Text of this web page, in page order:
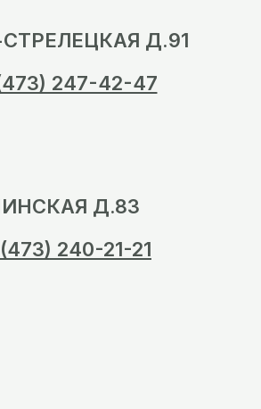
Д.91
247-42-47
Д.83
240-21-21